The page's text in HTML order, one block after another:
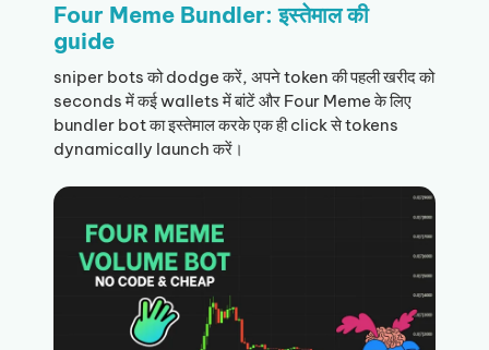
Four Meme Bundler: इस्तेमाल की
guide
sniper bots को dodge करें, अपने token की पहली खरीद को
seconds में कई wallets में बांटें और Four Meme के लिए
bundler bot का इस्तेमाल करके एक ही click से tokens
dynamically launch करें।